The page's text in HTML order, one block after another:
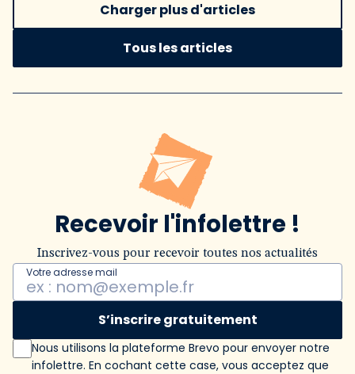
Charger plus d'articles
Tous les articles
Recevoir l'infolettre !
Inscrivez-vous pour recevoir toutes nos actualités
Votre adresse mail
S’inscrire gratuitement
Nous utilisons la plateforme Brevo pour envoyer notre
infolettre. En cochant cette case, vous acceptez que